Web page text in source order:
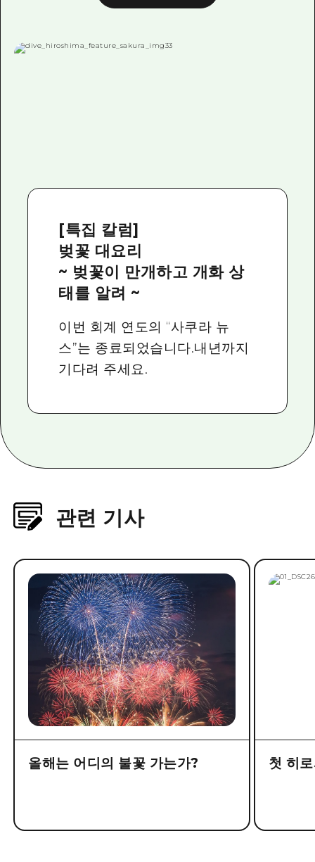
[특집 칼럼]
벚꽃 대요리
~ 벚꽃이 만개하고 개화 상
태를 알려 ~
이번 회계 연도의 “사쿠라 뉴
스”는 종료되었습니다.내년까지
기다려 주세요.
관련 기사
올해는 어디의 불꽃 가는가? 첫 히